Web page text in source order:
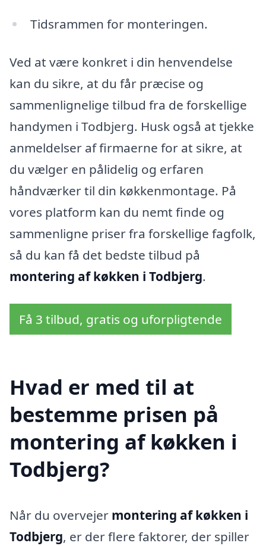
Tidsrammen for monteringen.
Ved at være konkret i din henvendelse
kan du sikre, at du får præcise og
sammenlignelige tilbud fra de forskellige
handymen i Todbjerg. Husk også at tjekke
anmeldelser af firmaerne for at sikre, at
du vælger en pålidelig og erfaren
håndværker til din køkkenmontage. På
vores platform kan du nemt finde og
sammenligne priser fra forskellige fagfolk,
så du kan få det bedste tilbud på
montering af køkken i Todbjerg.
Få 3 tilbud, gratis og uforpligtende
Hvad er med til at
bestemme prisen på
montering af køkken i
Todbjerg?
Når du overvejer montering af køkken i
Todbjerg, er der flere faktorer, der spiller